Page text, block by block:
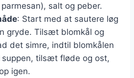
salt og peber.
: Start med at sautere løg
gryde. Tilsæt blomkål og
det simre, indtil blomkålen
suppen, tilsæt fløde og ost,
igen.